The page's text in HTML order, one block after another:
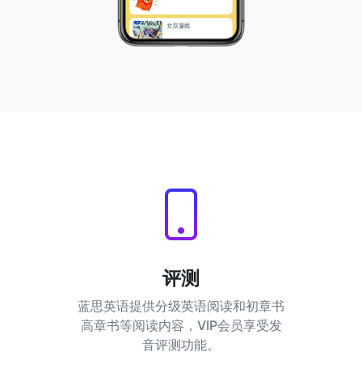
评测
蓝思英语提供分级英语阅读和初章书
高章书等阅读内容，VIP会员享受发
音评测功能。